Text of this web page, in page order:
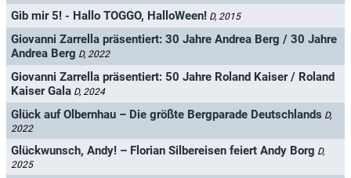
Gib mir 5! - Hallo TOGGO, HalloWeen! D, 2015
Giovanni Zarrella präsentiert: 30 Jahre Andrea Berg / 30 Jahre
Andrea Berg D, 2022
Giovanni Zarrella präsentiert: 50 Jahre Roland Kaiser / Roland
Kaiser Gala D, 2024
Glück auf Olbernhau – Die größte Bergparade Deutschlands D,
2022
Glückwunsch, Andy! – Florian Silbereisen feiert Andy Borg D,
2025